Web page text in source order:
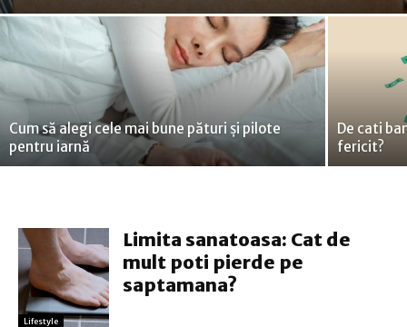
Cum să alegi cele mai bune pături și pilote
pentru iarnă
De cati
fericit?
Lifestyle
Limita sanatoasa: Cat de
mult poti pierde pe
saptamana?